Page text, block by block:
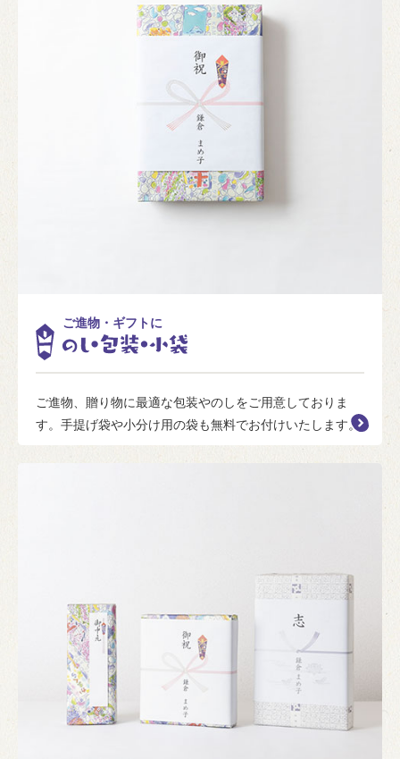
ご進物・ギフトに
ご進物、贈り物に最適な包装やのしをご用意しておりま
す。手提げ袋や小分け用の袋も無料でお付けいたします。